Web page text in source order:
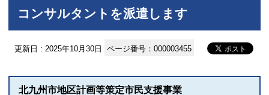
コンサルタントを派遣します
更新日 : 2025年10月30日 ページ番号：000003455
北九州市地区計画等策定市民支援事業